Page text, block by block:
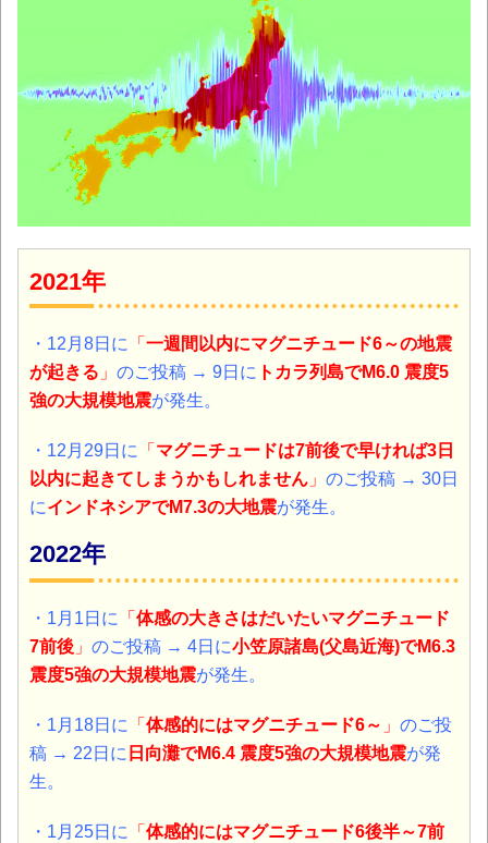
2021年
・12月8日に 「 一週間以内にマグニチュード6～の地震
が起きる 」 のご投稿 → 9日に トカラ列島でM6.0 震度5
強の大規模地震が発生。
・12月29日に 「 マグニチュードは7前後で早ければ3日
以内に起きてしまうかもしれません 」 のご投稿 → 30日
にインドネシアでM7.3の大地震が発生。
2022年
・1月1日に 「 体感の大きさはだいたいマグニチュード
7前後 」 のご投稿 → 4日に小笠原諸島(父島近海)でM6.3
震度5強の大規模地震が発生。
・1月18日に 「 体感的にはマグニチュード6～ 」 のご投
稿 → 22日に 日向灘でM6.4 震度5強の大規模地震が発
生。
・1月25日に 「 体感的にはマグニチュード6後半～7前